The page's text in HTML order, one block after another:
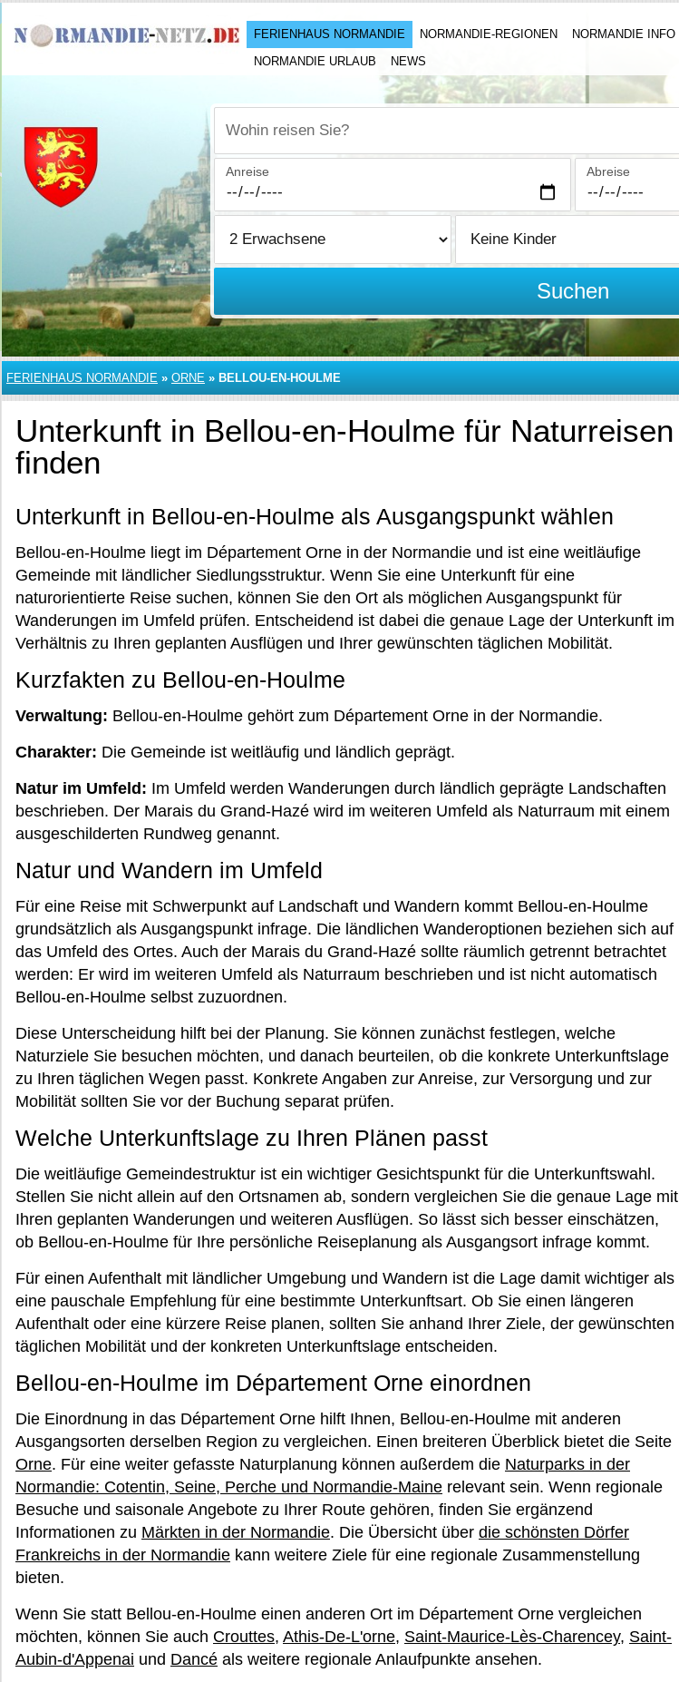
FERIENHAUS NORMANDIE NORMANDIE-REGIONEN
NORMANDIE INFO
NORMANDIE URLAUB
NEWS
Wohin reisen Sie?
Anreise Abreise
Suchen
FERIENHAUS NORMANDIE » ORNE » BELLOU-EN-HOULME
Unterkunft in Bellou-en-Houlme für Naturreisen
finden
Unterkunft in Bellou-en-Houlme als Ausgangspunkt wählen
Bellou-en-Houlme liegt im Département Orne in der Normandie und ist eine weitläufige
Gemeinde mit ländlicher Siedlungsstruktur. Wenn Sie eine Unterkunft für eine
naturorientierte Reise suchen, können Sie den Ort als möglichen Ausgangspunkt für
Wanderungen im Umfeld prüfen. Entscheidend ist dabei die genaue Lage der Unterkunft im
Verhältnis zu Ihren geplanten Ausflügen und Ihrer gewünschten täglichen Mobilität.
Kurzfakten zu Bellou-en-Houlme
Verwaltung: Bellou-en-Houlme gehört zum Département Orne in der Normandie.
Charakter: Die Gemeinde ist weitläufig und ländlich geprägt.
Natur im Umfeld: Im Umfeld werden Wanderungen durch ländlich geprägte Landschaften
beschrieben. Der Marais du Grand-Hazé wird im weiteren Umfeld als Naturraum mit einem
ausgeschilderten Rundweg genannt.
Natur und Wandern im Umfeld
Für eine Reise mit Schwerpunkt auf Landschaft und Wandern kommt Bellou-en-Houlme
grundsätzlich als Ausgangspunkt infrage. Die ländlichen Wanderoptionen beziehen sich auf
das Umfeld des Ortes. Auch der Marais du Grand-Hazé sollte räumlich getrennt betrachtet
werden: Er wird im weiteren Umfeld als Naturraum beschrieben und ist nicht automatisch
Bellou-en-Houlme selbst zuzuordnen.
Diese Unterscheidung hilft bei der Planung. Sie können zunächst festlegen, welche
Naturziele Sie besuchen möchten, und danach beurteilen, ob die konkrete Unterkunftslage
zu Ihren täglichen Wegen passt. Konkrete Angaben zur Anreise, zur Versorgung und zur
Mobilität sollten Sie vor der Buchung separat prüfen.
Welche Unterkunftslage zu Ihren Plänen passt
Die weitläufige Gemeindestruktur ist ein wichtiger Gesichtspunkt für die Unterkunftswahl.
Stellen Sie nicht allein auf den Ortsnamen ab, sondern vergleichen Sie die genaue Lage mit
Ihren geplanten Wanderungen und weiteren Ausflügen. So lässt sich besser einschätzen,
ob Bellou-en-Houlme für Ihre persönliche Reiseplanung als Ausgangsort infrage kommt.
Für einen Aufenthalt mit ländlicher Umgebung und Wandern ist die Lage damit wichtiger als
eine pauschale Empfehlung für eine bestimmte Unterkunftsart. Ob Sie einen längeren
Aufenthalt oder eine kürzere Reise planen, sollten Sie anhand Ihrer Ziele, der gewünschten
täglichen Mobilität und der konkreten Unterkunftslage entscheiden.
Bellou-en-Houlme im Département Orne einordnen
Die Einordnung in das Département Orne hilft Ihnen, Bellou-en-Houlme mit anderen
Ausgangsorten derselben Region zu vergleichen. Einen breiteren Überblick bietet die Seite
Orne. Für eine weiter gefasste Naturplanung können außerdem die Naturparks in der
Normandie: Cotentin, Seine, Perche und Normandie-Maine relevant sein. Wenn regionale
Besuche und saisonale Angebote zu Ihrer Route gehören, finden Sie ergänzend
Informationen zu Märkten in der Normandie. Die Übersicht über die schönsten Dörfer
Frankreichs in der Normandie kann weitere Ziele für eine regionale Zusammenstellung
bieten.
Wenn Sie statt Bellou-en-Houlme einen anderen Ort im Département Orne vergleichen
möchten, können Sie auch Crouttes, Athis-De-L'orne, Saint-Maurice-Lès-Charencey, Saint-
Aubin-d'Appenai und Dancé als weitere regionale Anlaufpunkte ansehen.